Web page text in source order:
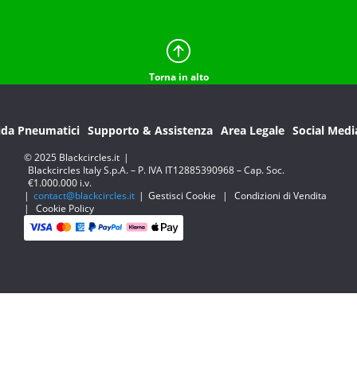
Torna in alto
Pneumatici Supporto & Assistenza Area Legale Social
© 2025 Blackcircles.it |
Blackcircles Italy S.p.A. – P. IVA IT12885390968 – Cap. Soc.
€1.000.000 i.v.
| contact@blackcircles.it | Gestisci Cookie |
Condizioni di Vendita
|
Cookie Policy